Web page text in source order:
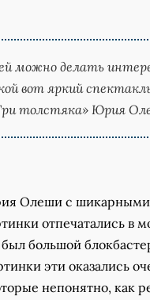
можно делать
вот яркий
толстяка» Юрия
Олеши с
отпечатались в
большой
эти оказались
непонятно, как